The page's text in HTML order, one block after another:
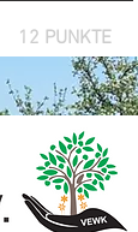
12 PUNKTE